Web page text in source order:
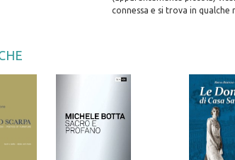
connessa e si trova in qualche